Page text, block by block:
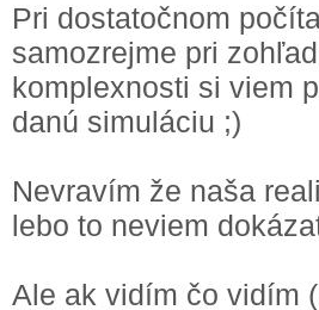
Pri dostatočnom
samozrejme pri
komplexnosti si viem
danú simuláciu ;)
Nevravím že naša
lebo to neviem
Ale ak vidím čo vidím